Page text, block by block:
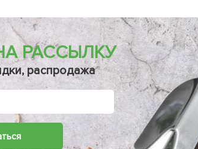
РАССЫЛКУ
распродажа